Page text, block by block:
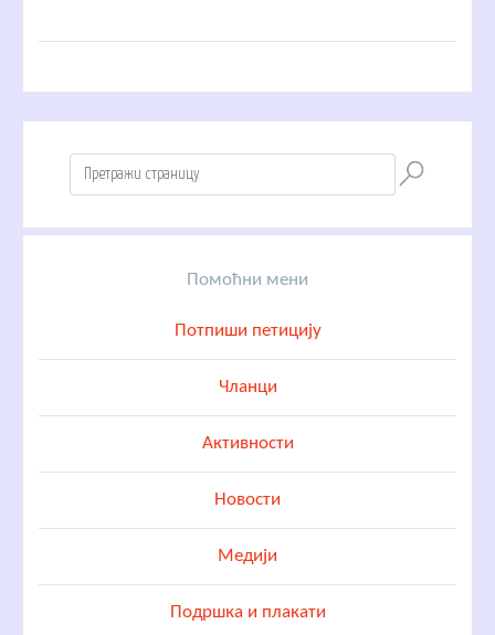
Помоћни мени
Потпиши петицију
Чланци
Активности
Новости
Медији
Подршка и плакати